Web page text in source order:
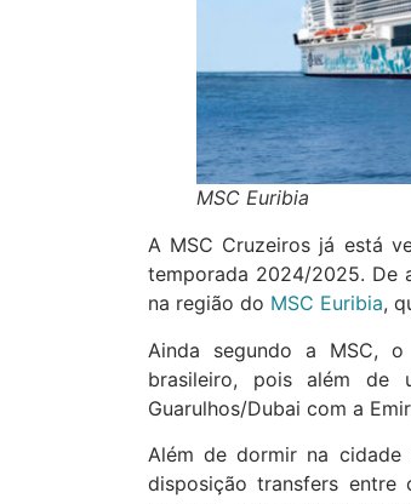
MSC Euribia
A MSC Cruzeiros já está
temporada 2024/2025. De
na região do MSC Euribia,
Ainda segundo a MSC,
brasileiro, pois além de
Guarulhos/Dubai com a
Além de dormir na cidade
disposição transfers